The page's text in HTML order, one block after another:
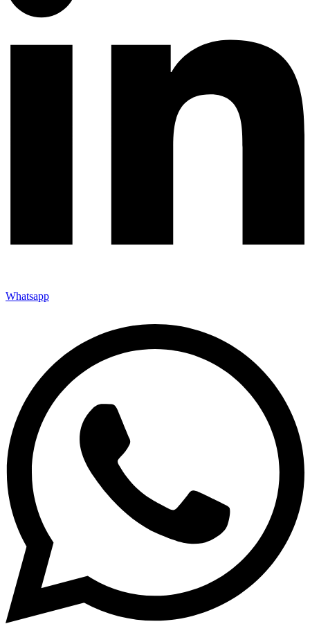
Whatsapp